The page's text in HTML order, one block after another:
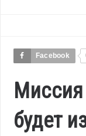
Facebook
будет